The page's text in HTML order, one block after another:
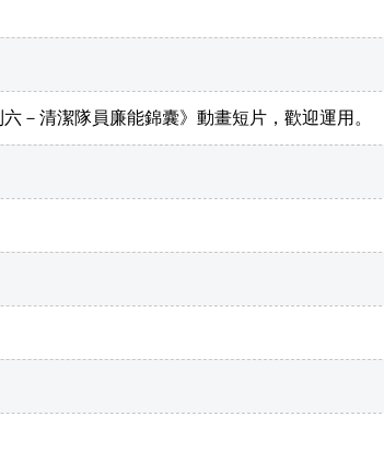
－清潔隊員廉能錦囊》動畫短片，歡迎運用。